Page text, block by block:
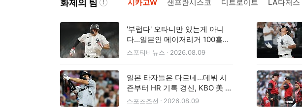
화제의 팀 시카고W 샌프란시스코 디트로이트 LA다저스
'부럽다' 오타니만 있는게 아니
다…일본인 메이저리거 100홈런
폭발, 161km 강속구 밀어쳐 대기
스포티비뉴스 2026.08.09
일본 타자들은 다르네…데뷔 시
즌부터 HR 기록 경신, KBO 美 도
전과 극명한 대비
스포츠조선 2026.08.09